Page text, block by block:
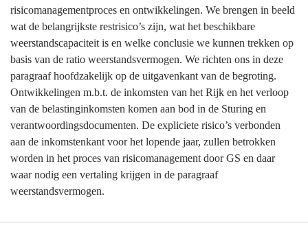
Weerstandsvermogen
risicobeheersing
Wat
hebben
we
daarvoor
gedaan?
risicomanagementproces en ontwikkelingen. We brengen in beeld
wat de belangrijkste restrisico’s zijn, wat het beschikbare
weerstandscapaciteit is en welke conclusie we kunnen trekken op
basis van de ratio weerstandsvermogen. We richten ons in deze
paragraaf hoofdzakelijk op de uitgavenkant van de begroting.
Ontwikkelingen m.b.t. de inkomsten van het Rijk en het verloop
van de belastinginkomsten komen aan bod in de Sturing en
verantwoordingsdocumenten. De expliciete risico’s verbonden
aan de inkomstenkant voor het lopende jaar, zullen betrokken
worden in het proces van risicomanagement door GS en daar
waar nodig een vertaling krijgen in de paragraaf
weerstandsvermogen.